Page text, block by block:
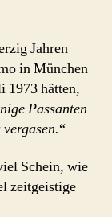
Jahren
in München
1973 hätten,
Passanten
“
Schein, wie
zeitgeistige